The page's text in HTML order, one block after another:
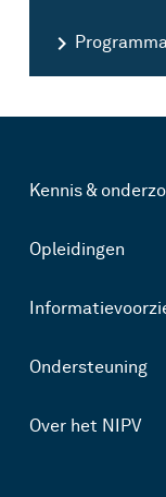
Kennis &
Opleidingen
Ondersteuning
Over het NIPV